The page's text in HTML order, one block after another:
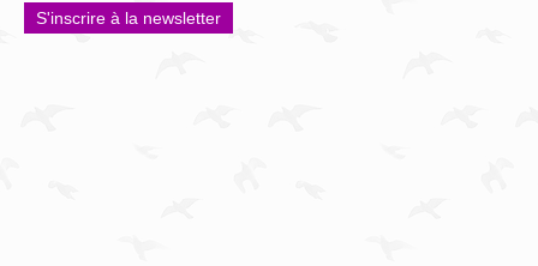
S'inscrire à la newsletter